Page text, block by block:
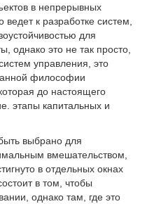
в непрерывных
к разработке систем,
для
однако это не так просто,
управления, это
философии
до настоящего
этапы капитальных и
выбрано для
вмешательством,
в отдельных окнах
в том, чтобы
однако там, где это